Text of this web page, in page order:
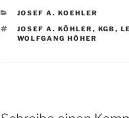
KATEGORIEN
JOSEF A. KOEHLER
SCHLAGWÖRTER
JOSEF A. KÖHLER , KGB ,
WOLFGANG HÖHER